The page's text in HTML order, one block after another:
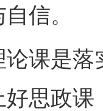
信。
是落
思政